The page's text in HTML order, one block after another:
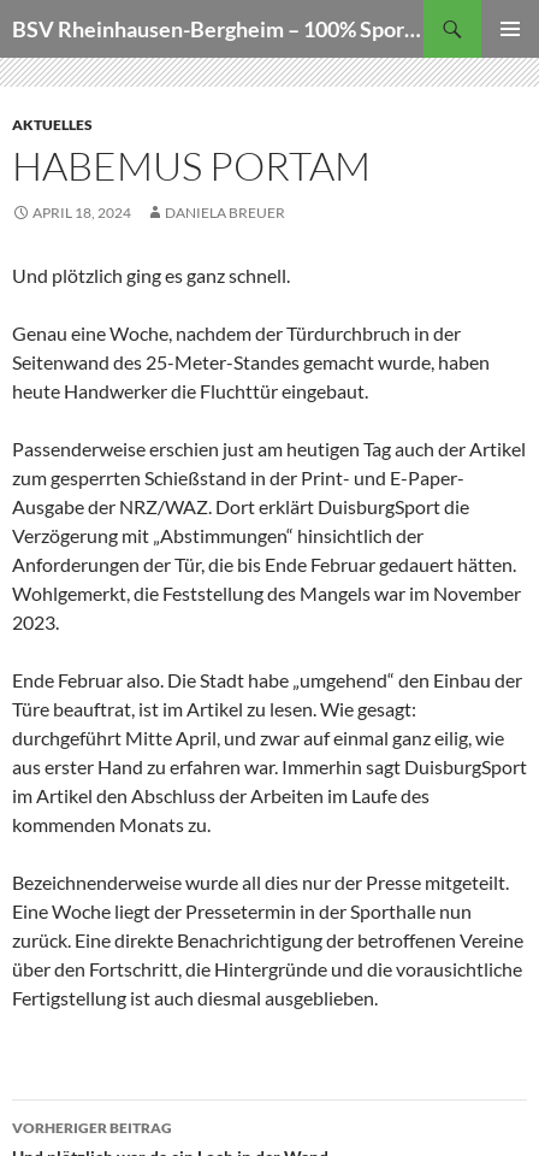
Inhalt
springen
BSV Rheinhausen-Bergheim – 100% Sportschießen
MENÜ
AKTUELLES
HABEMUS PORTAM
APRIL 18, 2024 DANIELA BREUER
Und plötzlich ging es ganz schnell.
Genau eine Woche, nachdem der Türdurchbruch in der
Seitenwand des 25-Meter-Standes gemacht wurde, haben
heute Handwerker die Fluchttür eingebaut.
Passenderweise erschien just am heutigen Tag auch der Artikel
zum gesperrten Schießstand in der Print- und E-Paper-
Ausgabe der NRZ/WAZ. Dort erklärt DuisburgSport die
Verzögerung mit „Abstimmungen“ hinsichtlich der
Anforderungen der Tür, die bis Ende Februar gedauert hätten.
Wohlgemerkt, die Feststellung des Mangels war im November
2023.
Ende Februar also. Die Stadt habe „umgehend“ den Einbau der
Türe beauftrat, ist im Artikel zu lesen. Wie gesagt:
durchgeführt Mitte April, und zwar auf einmal ganz eilig, wie
aus erster Hand zu erfahren war. Immerhin sagt DuisburgSport
im Artikel den Abschluss der Arbeiten im Laufe des
kommenden Monats zu.
Bezeichnenderweise wurde all dies nur der Presse mitgeteilt.
Eine Woche liegt der Pressetermin in der Sporthalle nun
zurück. Eine direkte Benachrichtigung der betroffenen Vereine
über den Fortschritt, die Hintergründe und die vorausichtliche
Fertigstellung ist auch diesmal ausgeblieben.
Beitragsnavigation
VORHERIGER BEITRAG